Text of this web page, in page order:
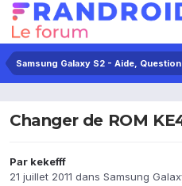
Samsung Galaxy S2 - Aide,
Changer de ROM
Par kekefff
21 juillet 2011 dans Samsung